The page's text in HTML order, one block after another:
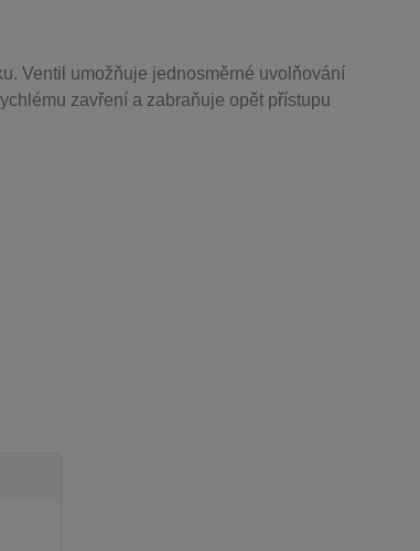
Ventil umožňuje jednosměrné uvolňování
zavření a zabraňuje opět přístupu